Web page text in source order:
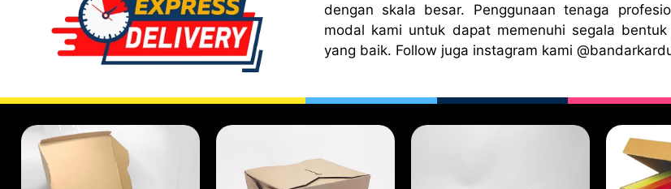
dengan skala besar. Penggunaan tenaga
modal kami untuk dapat memenuhi segala
yang baik. Follow juga instagram kami @bandark